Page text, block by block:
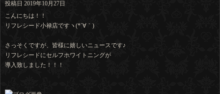
投稿日 2019年10月27日
こんにちは！！
リフレシード小禄店ですヽ(*´∀｀)
さっそくですが、皆様に嬉しいニュースです♪
リフレシードにセルフホワイトニングが
導入致しました！！！